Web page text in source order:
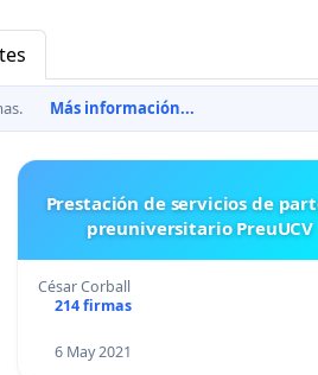
Más información...
Prestación de servicios de
preuniversitario PreuUCV
César Corball
214 firmas
6 May 2021